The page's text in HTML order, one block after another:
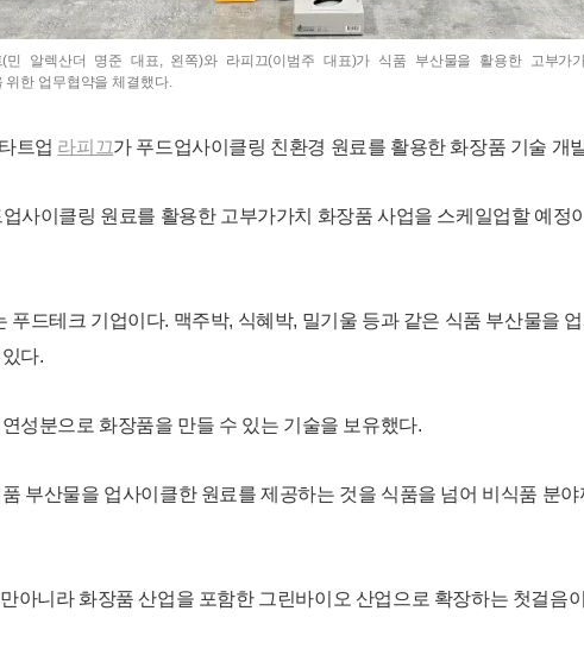
(민 알렉산더 명준 대표, 왼쪽)와 라피끄(이범주 대표)가 식품 부산물을 활용한 고부가
위한 업무협약을 체결했다.
트업 라피끄가 푸드업사이클링 친환경 원료를 활용한 화장품 기술 개
사이클링 원료를 활용한 고부가가치 화장품 사업을 스케일업할 예정
드테크 기업이다. 맥주박, 식혜박, 밀기울 등과 같은 식품 부산물을
다.
성분으로 화장품을 만들 수 있는 기술을 보유했다.
부산물을 업사이클한 원료를 제공하는 것을 식품을 넘어 비식품 분
아니라 화장품 산업을 포함한 그린바이오 산업으로 확장하는 첫걸음